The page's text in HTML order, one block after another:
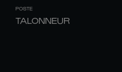
POSTE
TALONNEUR